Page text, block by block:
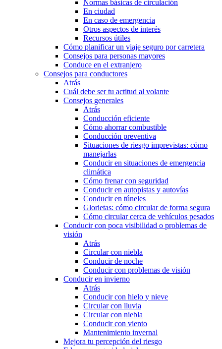
Normas básicas de circulación
En ciudad
En caso de emergencia
Otros aspectos de interés
Recursos útiles
Cómo planificar un viaje seguro por carretera
Consejos para personas mayores
Conduce en el extranjero
Consejos para conductores
Atrás
Cuál debe ser tu actitud al volante
Consejos generales
Atrás
Conducción eficiente
Cómo ahorrar combustible
Conducción preventiva
Situaciones de riesgo imprevistas: cómo
manejarlas
Conducir en situaciones de emergencia
climática
Cómo frenar con seguridad
Conducir en autopistas y autovías
Conducir en túneles
Glorietas: cómo circular de forma segura
Cómo circular cerca de vehículos pesados
Conducir con poca visibilidad o problemas de
visión
Atrás
Circular con niebla
Conducir de noche
Conducir con problemas de visión
Conducir en invierno
Atrás
Conducir con hielo y nieve
Circular con lluvia
Circular con niebla
Conducir con viento
Mantenimiento invernal
Mejora tu percepción del riesgo